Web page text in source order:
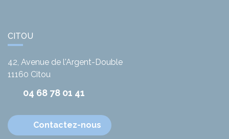
CITOU
42, Avenue de l'Argent-Double
11160 Citou
04 68 78 01 41
Contactez-nous